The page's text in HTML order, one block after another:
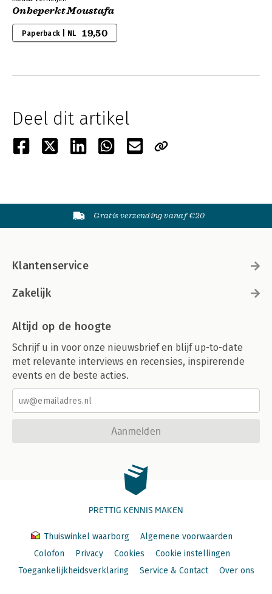
Onbeperkt Moustafa
Paperback | NL 19,50
Deel dit artikel
Gratis verzending vanaf €20
Klantenservice
Zakelijk
Altijd op de hoogte
Schrijf u in voor onze nieuwsbrief en blijf up-to-date
met relevante interviews en recensies, inspirerende
events en de beste acties.
Aanmelden
PRETTIG KENNIS MAKEN
Thuiswinkel waarborg
Algemene voorwaarden
Colofon
Privacy Cookies
Cookie instellingen
Toegankelijkheidsverklaring
Service & Contact Over ons